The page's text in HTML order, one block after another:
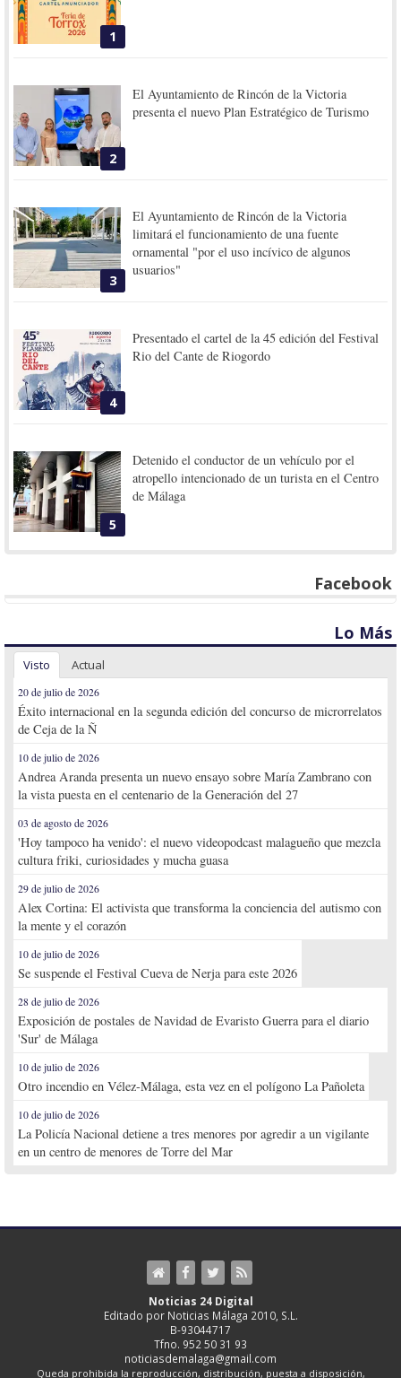
1
2
El Ayuntamiento de Rincón de la Victoria
presenta el nuevo Plan Estratégico de Turismo
3
El Ayuntamiento de Rincón de la Victoria
limitará el funcionamiento de una fuente
ornamental "por el uso incívico de algunos
usuarios"
4
Presentado el cartel de la 45 edición del Festival
Rio del Cante de Riogordo
5
Detenido el conductor de un vehículo por el
atropello intencionado de un turista en el Centro
de Málaga
Facebook
Lo Más
Visto Actual
20 de julio de 2026
Éxito internacional en la segunda edición del concurso de microrrelatos
de Ceja de la Ñ
10 de julio de 2026
Andrea Aranda presenta un nuevo ensayo sobre María Zambrano con
la vista puesta en el centenario de la Generación del 27
03 de agosto de 2026
'Hoy tampoco ha venido': el nuevo videopodcast malagueño que mezcla
cultura friki, curiosidades y mucha guasa
29 de julio de 2026
Alex Cortina: El activista que transforma la conciencia del autismo con
la mente y el corazón
10 de julio de 2026
Se suspende el Festival Cueva de Nerja para este 2026
28 de julio de 2026
Exposición de postales de Navidad de Evaristo Guerra para el diario
'Sur' de Málaga
10 de julio de 2026
Otro incendio en Vélez-Málaga, esta vez en el polígono La Pañoleta
10 de julio de 2026
La Policía Nacional detiene a tres menores por agredir a un vigilante
en un centro de menores de Torre del Mar
Noticias 24 Digital
Editado por Noticias Málaga 2010, S.L.
B-93044717
Tfno. 952 50 31 93
noticiasdemalaga@gmail.com
Queda prohibida la reproducción, distribución, puesta a disposición,